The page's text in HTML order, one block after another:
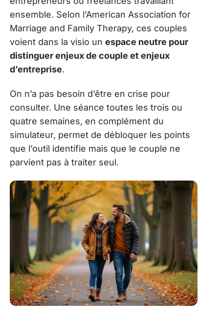
ensemble. Selon l’American Association for
Marriage and Family Therapy, ces couples
voient dans la visio un espace neutre pour
distinguer enjeux de couple et enjeux
d’entreprise.
On n’a pas besoin d’être en crise pour
consulter. Une séance toutes les trois ou
quatre semaines, en complément du
simulateur, permet de débloquer les points
que l’outil identifie mais que le couple ne
parvient pas à traiter seul.